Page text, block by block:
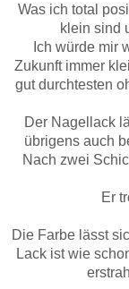
Was ich total
klein sind
Ich würde mir
Zukunft immer
gut durchtesten
Der Nagellack
übrigens auch
Nach zwei
Er
Die Farbe lässt
Lack ist wie